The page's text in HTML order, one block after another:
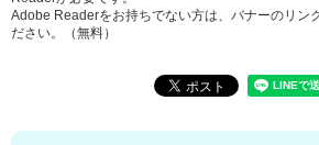
Adobe Readerをお持ちでない方は、バナーのリン
ださい。（無料）